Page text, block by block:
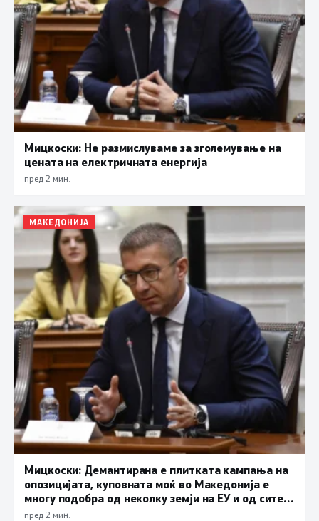
Мицкоски: Не размислуваме за зголемување на
цената на електричната енергија
пред 2 мин.
МАКЕДОНИЈА
Мицкоски: Демантирана е плитката кампања на
опозицијата, куповната моќ во Македонија е
многу подобра од неколку земји на ЕУ и од сите
држави во регионот
пред 2 мин.